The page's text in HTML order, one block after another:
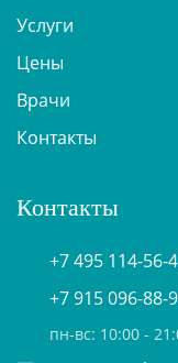
Услуги
Цены
Врачи
Контакты
Контакты
+7 495 114-56-
+7 915 096-88-
пн-вс: 10:00 -